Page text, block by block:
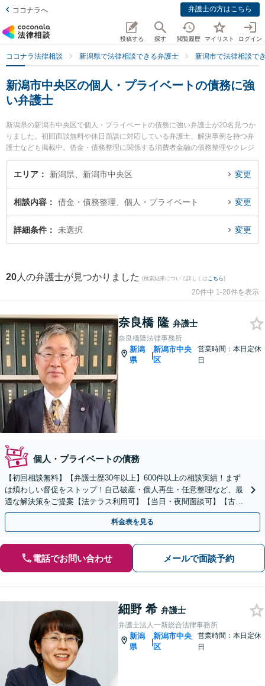
ココナラへ 弁護士の方はこちら
投稿する 探す 閲覧履歴 マイリスト ログイン
ココナラ法律相談 新潟県で法律相談できる弁護士 新潟市で法律相談で
新潟市中央区の個人・プライベートの債務に強
い弁護士
新潟県の新潟市中央区で個人・プライベートの債務に強い弁護士が20名見つか
りました。初回面談無料や休日面談に対応している弁護士、解決事例を持つ弁
護士なども掲載中。借金・債務整理に関係する消費者金融の債務整理やクレジ
ット会社の債務整理、リボ払いの債務整理等の細かな分野での絞り込み検索も
でき便利です。特に奈良橋隆法律事務所の奈良橋 隆弁護士や弁護士法人一新総
『新潟市中央区で土日や夜間に発生した個人・プライベートの債務のトラブル
を今すぐに弁護士に相談したい』『個人・プライベートの債務のトラブル解決
の実績豊富な近くの弁護士を検索したい』『初回相談無料で個人・プライベー
エリア 新潟県、新潟市中央区 変更
相談内容 借金・債務整理、個人・プライベート 変更
詳細条件 未選択 変更
20 人の弁護士が見つかりました (検索結果について詳しくは こちら)
20件中 1-20件を表示
奈良橋 隆 弁護士
奈良橋隆法律事務所
新潟
県
|
新潟市中央
区
営業時間：本日定休
日
個人・プライベートの債務
【初回相談無料】【弁護士歴30年以上】600件以上の相談実績！まず
は煩わしい督促をストップ！自己破産・個人再生・任意整理など、最
適な解決策をご提案【法テラス利用可】【当日・夜間面談可】【古町
地区・中央区役所徒歩2分】
料金表を見る
電話でお問い合わせ メールで面談予約
細野 希 弁護士
弁護士法人一新総合法律事務所
新潟
県
|
新潟市中央
区
営業時間：本日定休
日